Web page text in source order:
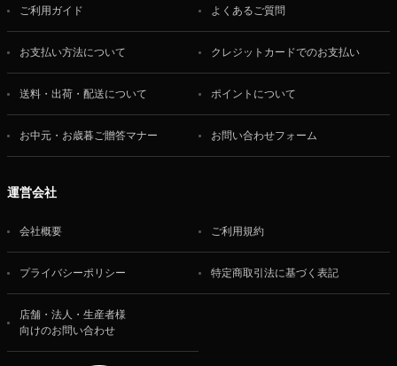
ご利用ガイド よくあるご質問
お支払い方法について クレジットカードでのお支払い
送料・出荷・配送について ポイントについて
お中元・お歳暮ご贈答マナー お問い合わせフォーム
運営会社
会社概要 ご利用規約
プライバシーポリシー 特定商取引法に基づく表記
店舗・法人・生産者様
向けのお問い合わせ